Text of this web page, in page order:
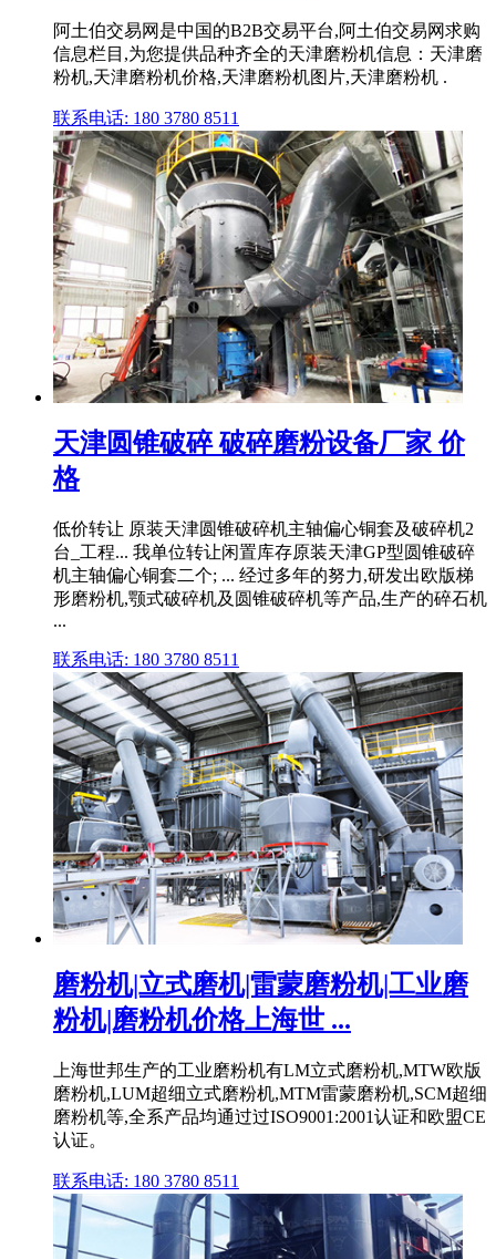
阿土伯交易网是中国的B2B交易平台,阿土伯交易网求购
信息栏目,为您提供品种齐全的天津磨粉机信息：天津磨
粉机,天津磨粉机价格,天津磨粉机图片,天津磨粉机 .
联系电话: 180 3780 8511
天津圆锥破碎 破碎磨粉设备厂家 价
格
低价转让 原装天津圆锥破碎机主轴偏心铜套及破碎机2
台_工程... 我单位转让闲置库存原装天津GP型圆锥破碎
机主轴偏心铜套二个; ... 经过多年的努力,研发出欧版梯
形磨粉机,颚式破碎机及圆锥破碎机等产品,生产的碎石机
...
联系电话: 180 3780 8511
磨粉机|立式磨机|雷蒙磨粉机|工业磨
粉机|磨粉机价格上海世 ...
上海世邦生产的工业磨粉机有LM立式磨粉机,MTW欧版
磨粉机,LUM超细立式磨粉机,MTM雷蒙磨粉机,SCM超细
磨粉机等,全系产品均通过过ISO9001:2001认证和欧盟CE
认证。
联系电话: 180 3780 8511